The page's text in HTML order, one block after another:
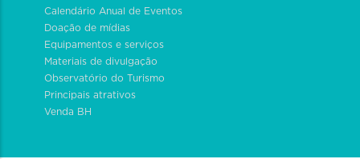
Calendário Anual de Eventos
Doação de mídias
Equipamentos e serviços
Materiais de divulgação
Observatório do Turismo
Principais atrativos
Venda BH